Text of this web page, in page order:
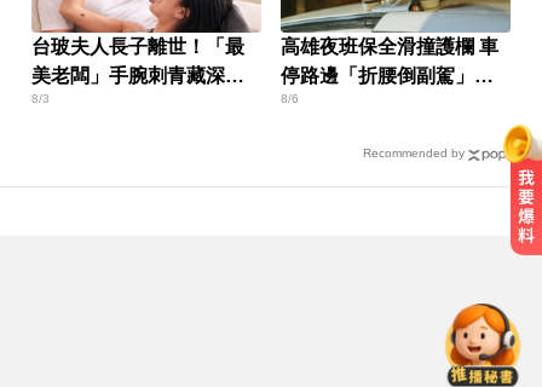
台玻夫人長子離世！「最
美老闆」手腕刺青藏深情
含意
8/3
高雄夜班保全滑撞護欄 車
停路邊「折腰倒副駕」
亡！
8/6
Recommended by